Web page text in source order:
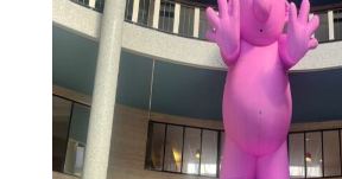
Blog
Winkelwijken
Tops 10
De ambachtslieden
Over ons